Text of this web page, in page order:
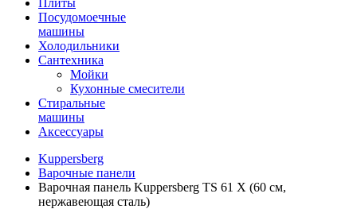
Плиты
Посудомоечные
машины
Холодильники
Сантехника
Мойки
Кухонные смесители
Стиральные
машины
Аксессуары
Kuppersberg
Варочные панели
Варочная панель Kuppersberg TS 61 X (60 см,
нержавеющая сталь)